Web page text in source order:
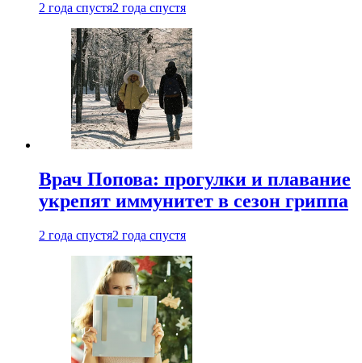
2 года спустя2 года спустя
Врач Попова: прогулки и плавание
укрепят иммунитет в сезон гриппа
2 года спустя2 года спустя